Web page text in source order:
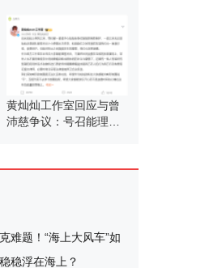
黄灿灿工作室回应与曾
沛慈争议：号召能理智
难题！“海上大风车”如
稳浮在海上？